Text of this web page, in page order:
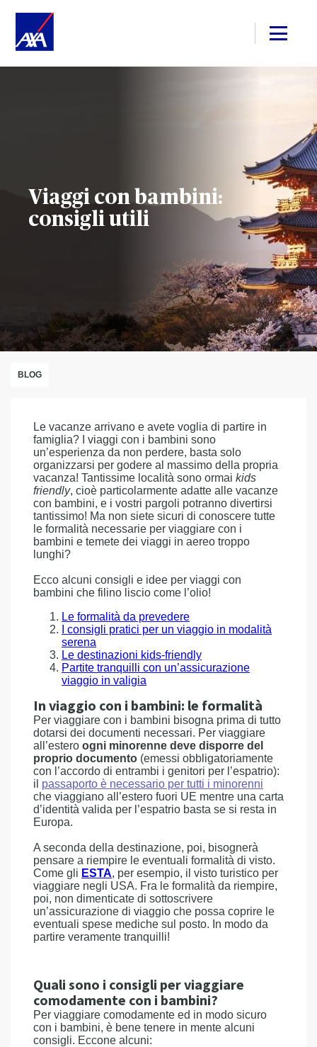
Viaggi con bambini:
consigli utili
BLOG
Le vacanze arrivano e avete voglia di partire in
famiglia? I viaggi con i bambini sono
un’esperienza da non perdere, basta solo
organizzarsi per godere al massimo della propria
vacanza! Tantissime località sono ormai kids
friendly, cioè particolarmente adatte alle vacanze
con bambini, e i vostri pargoli potranno divertirsi
tantissimo! Ma non siete sicuri di conoscere tutte
le formalità necessarie per viaggiare con i
bambini e temete dei viaggi in aereo troppo
lunghi?
Ecco alcuni consigli e idee per viaggi con
bambini che filino liscio come l’olio!
Le formalità da prevedere
I consigli pratici per un viaggio in modalità
serena
Le destinazioni kids-friendly
Partite tranquilli con un’assicurazione
viaggio in valigia
In viaggio con i bambini: le formalità
Per viaggiare con i bambini bisogna prima di tutto
dotarsi dei documenti necessari. Per viaggiare
all’estero ogni minorenne deve disporre del
proprio documento (emessi obbligatoriamente
con l’accordo di entrambi i genitori per l’espatrio):
il passaporto è necessario per tutti i minorenni
che viaggiano all’estero fuori UE mentre una carta
d’identità valida per l’espatrio basta se si resta in
Europa.
A seconda della destinazione, poi, bisognerà
pensare a riempire le eventuali formalità di visto.
Come gli ESTA, per esempio, il visto turistico per
viaggiare negli USA. Fra le formalità da riempire,
poi, non dimenticate di sottoscrivere
un’assicurazione di viaggio che possa coprire le
eventuali spese mediche sul posto. In modo da
partire veramente tranquilli!
Quali sono i consigli per viaggiare
comodamente con i bambini?
Per viaggiare comodamente ed in modo sicuro
con i bambini, è bene tenere in mente alcuni
consigli. Eccone alcuni: